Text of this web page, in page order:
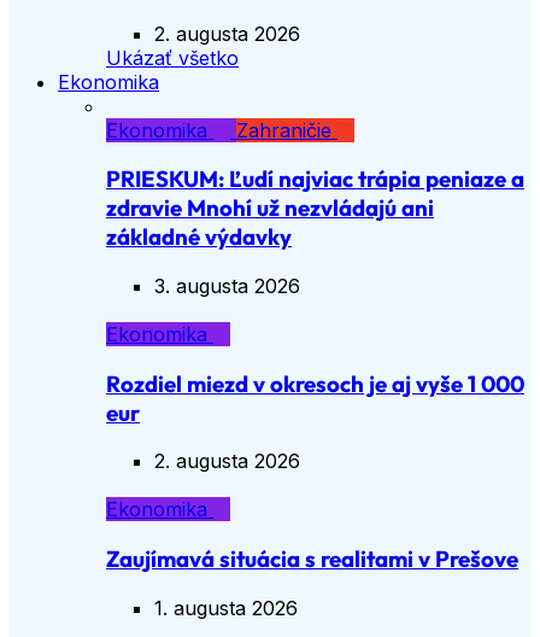
2. augusta 2026
Ukázať všetko
Ekonomika
Ekonomika
Zahraničie
PRIESKUM: Ľudí najviac trápia peniaze a
zdravie Mnohí už nezvládajú ani
základné výdavky
3. augusta 2026
Ekonomika
Rozdiel miezd v okresoch je aj vyše 1 000
eur
2. augusta 2026
Ekonomika
Zaujímavá situácia s realitami v Prešove
1. augusta 2026